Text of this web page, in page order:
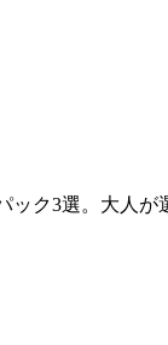
ク3選。大人が